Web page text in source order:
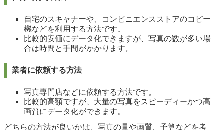
自宅のスキャナーや、コンビニエンスストアのコピー
機などを利用する方法です。
比較的安価にデータ化できますが、写真の数が多い場
合は時間と手間がかかります。
業者に依頼する方法
写真専門店などに依頼する方法です。
比較的高額ですが、大量の写真をスピーディーかつ高
画質にデータ化ができます。
どちらの方法が良いかは、写真の量や画質、予算などを考